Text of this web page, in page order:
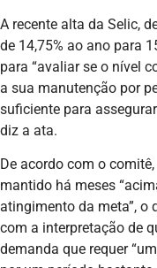
A recente alta da Selic,
de 14,75% ao ano para
para “avaliar se o nível
a sua manutenção por
suficiente para
diz a ata.
De acordo com o
mantido há meses
atingimento da meta”, o
com a interpretação de
demanda que requer